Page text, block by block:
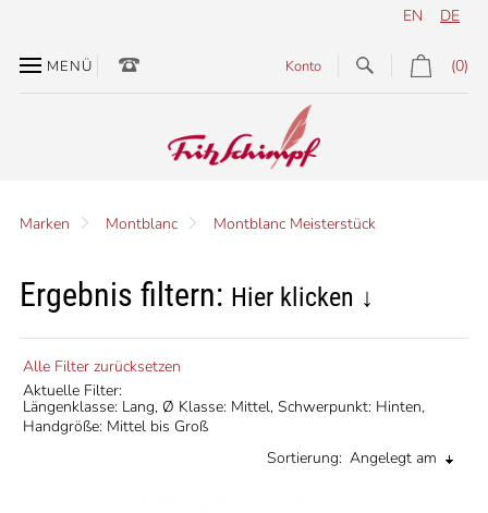
DE
EN
MENÜ (0)
Konto
Marken Montblanc Montblanc Meisterstück
Ergebnis filtern: Hier klicken ↓
Alle Filter zurücksetzen
Aktuelle Filter:
Längenklasse: Lang, Ø Klasse: Mittel, Schwerpunkt: Hinten,
Handgröße: Mittel bis Groß
Sortierung: Angelegt am